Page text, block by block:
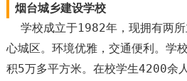
烟台城乡建设学校
学校成立于1982年，现拥有两所
心城区。环境优雅，交通便利。学
积5万多平方米。在校学生4200余